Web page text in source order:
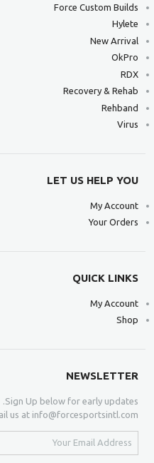
Force Custom Builds
Hylete
New Arrival
OkPro
RDX
Recovery & Rehab
Rehband
Virus
LET US HELP YOU
My Account
Your Orders
QUICK LINKS
My Account
Shop
NEWSLETTER
Sign Up below for early updates.
us at info@forcesportsintl.com